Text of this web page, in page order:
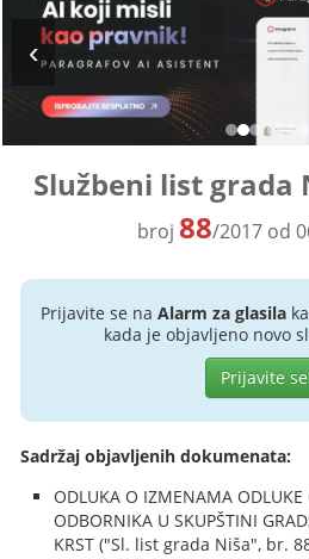
Službeni list grada
broj88/2017 od
Prijavite se na Alarm za glasila
kada je objavljeno novo
Prijavite
Sadržaj objavljenih dokumenata:
ODLUKA O IZMENAMA
ODBORNIKA U SKUPŠTINI
KRST ("Sl. list grada Niša", br.